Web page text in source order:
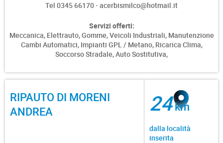
Tel 0345 66170 - acerbismilco@hotmail.it
Servizi offerti:
Meccanica, Elettrauto,Gomme,Veicoli Industriali, Manutenzione
Cambi Automatici, Impianti GPL / Metano, Ricarica Clima,
Soccorso Stradale,Auto Sostitutiva,
RIPAUTO DI MORENI
ANDREA
24km
dalla località
inserita